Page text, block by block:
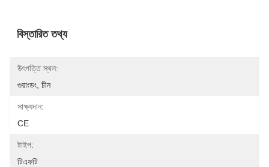
বিস্তারিত তথ্য
উৎপত্তি স্থল:
গুয়াংডং, চীন
সাক্ষ্যদান:
CE
টাইপ:
টিএফটি